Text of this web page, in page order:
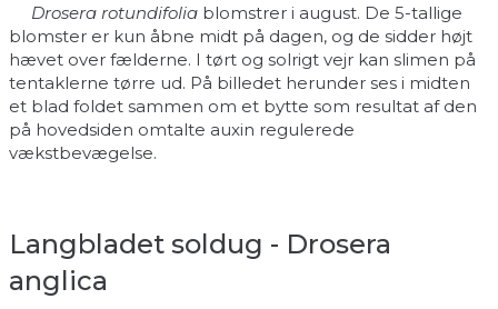
Drosera rotundifolia blomstrer i august. De 5-tallige
blomster er kun åbne midt på dagen, og de sidder højt
hævet over fælderne. I tørt og solrigt vejr kan slimen på
tentaklerne tørre ud. På billedet herunder ses i midten
et blad foldet sammen om et bytte som resultat af den
på hovedsiden omtalte auxin regulerede
vækstbevægelse.
Langbladet soldug - Drosera
anglica